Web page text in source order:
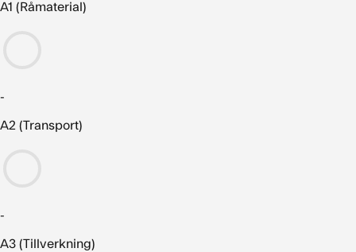
A1 (Råmaterial)
-
A2 (Transport)
-
A3 (Tillverkning)